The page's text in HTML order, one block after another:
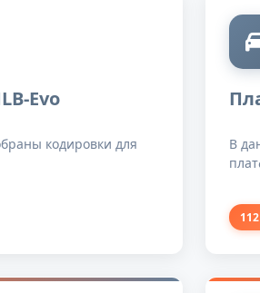
Evo
кодировки для
В